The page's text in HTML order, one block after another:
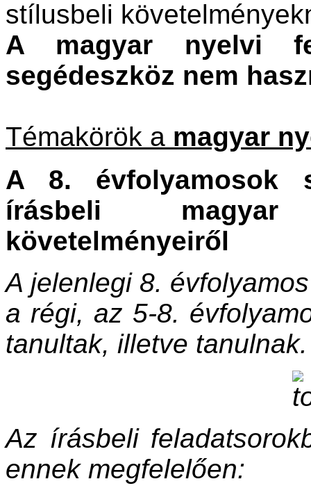
stílusbeli
A magyar nyelvi
segédeszköz nem
Témakörök a magyar
A 8. évfolyamosok
írásbeli
követelményeiről
A jelenlegi 8.
a régi, az 5-8.
tanultak, illetve tanulnak.
Az írásbeli
ennek megfelelően: